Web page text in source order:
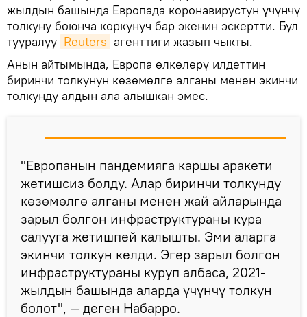
жылдын башында Европада коронавирустун үчүнчү
толкуну боюнча коркунуч бар экенин эскертти. Бул
тууралуу Reuters агенттиги жазып чыкты.
Анын айтымында, Европа өлкөлөрү илдеттин
биринчи толкунун көзөмөлгө алганы менен экинчи
толкунду алдын ала алышкан эмес.
"Европанын пандемияга каршы аракети
жетишсиз болду. Алар биринчи толкунду
көзөмөлгө алганы менен жай айларында
зарыл болгон инфраструктураны кура
салууга жетишпей калышты. Эми аларга
экинчи толкун келди. Эгер зарыл болгон
инфраструктураны куруп албаса, 2021-
жылдын башында аларда үчүнчү толкун
болот", — деген Набарро.